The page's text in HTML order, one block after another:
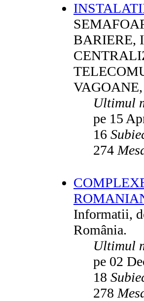
BARIERE,
Ultimul
pe 15
16
274
Informatii,
România.
Ultimul
pe 02
18
278